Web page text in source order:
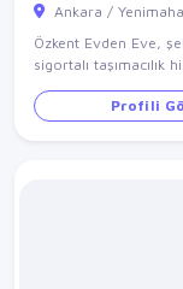
Ankara /
Özkent Evden Eve,
sigortalı
Profili